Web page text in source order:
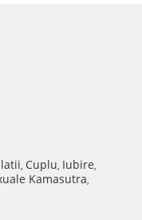
, Cuplu, Iubire,
Kamasutra,